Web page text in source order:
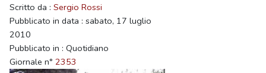
Scritto da : Sergio Rossi
Pubblicato in data : sabato, 17 luglio
2010
Pubblicato in : Quotidiano
Giornale n° 2353